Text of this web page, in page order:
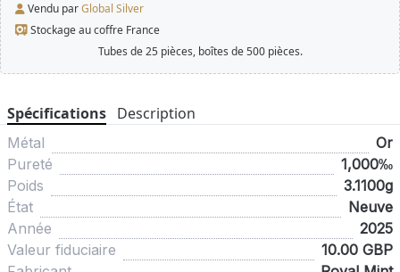
Vendu parGlobal Silver
Stockage au coffre France
Tubes de 25 pièces, boîtes de 500 pièces.
Spécifications Description
Métal
Or
Pureté
1,000‰
Poids
3.1100g
État
Neuve
Année
2025
Valeur fiduciaire
10.00 GBP